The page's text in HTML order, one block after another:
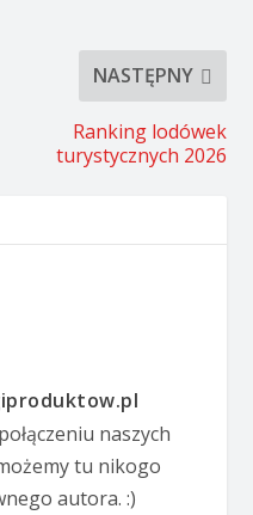
NASTĘPNY
Ranking lodówek
turystycznych 2026
naszych
tu nikogo
autora. :)